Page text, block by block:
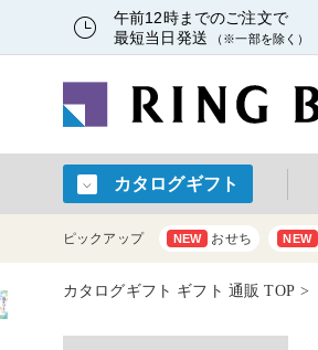
午前12時までのご注文で
最短当日発送
（※一部を除く）
カタログギフト
ピックアップ NEW おせち NEW
カタログギフト ギフト 通販 TOP